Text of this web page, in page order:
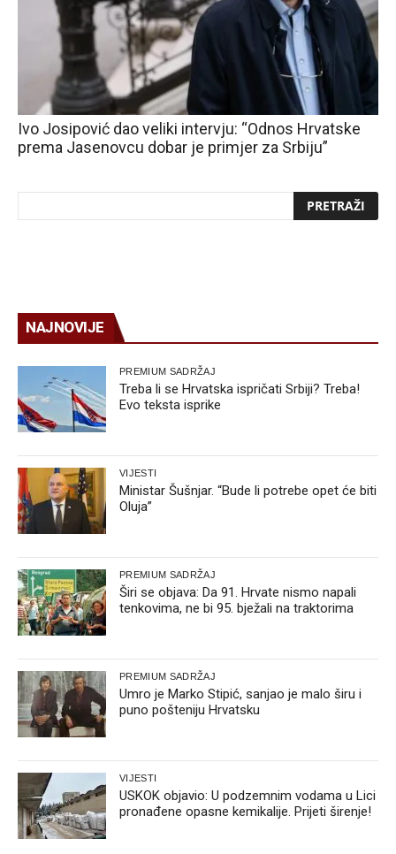
Ivo Josipović dao veliki intervju: “Odnos Hrvatske
prema Jasenovcu dobar je primjer za Srbiju”
NAJNOVIJE
PREMIUM SADRŽAJ
Treba li se Hrvatska ispričati Srbiji? Treba!
Evo teksta isprike
VIJESTI
Ministar Šušnjar. “Bude li potrebe opet će biti
Oluja”
PREMIUM SADRŽAJ
Širi se objava: Da 91. Hrvate nismo napali
tenkovima, ne bi 95. bježali na traktorima
PREMIUM SADRŽAJ
Umro je Marko Stipić, sanjao je malo širu i
puno pošteniju Hrvatsku
VIJESTI
USKOK objavio: U podzemnim vodama u Lici
pronađene opasne kemikalije. Prijeti širenje!